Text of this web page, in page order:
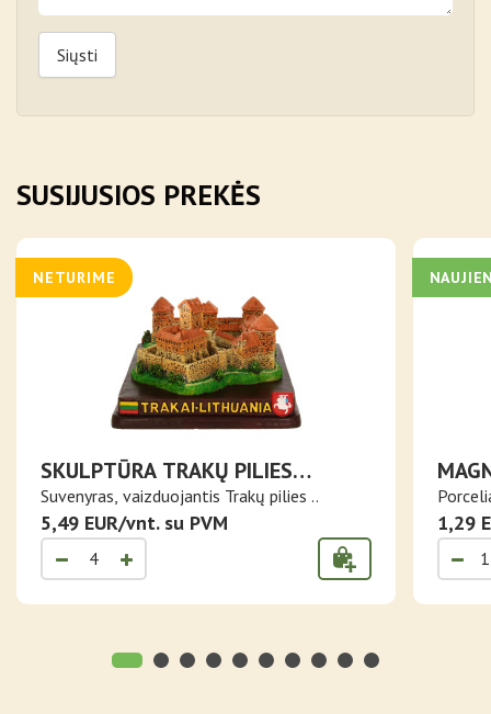
Siųsti
SUSIJUSIOS PREKĖS
NETURIME
SKULPTŪRA TRAKŲ PILIES
ANSAMBLIS
Suvenyras, vaizduojantis Trakų pilies ..
5,49 EUR/vnt. su PVM 1,29